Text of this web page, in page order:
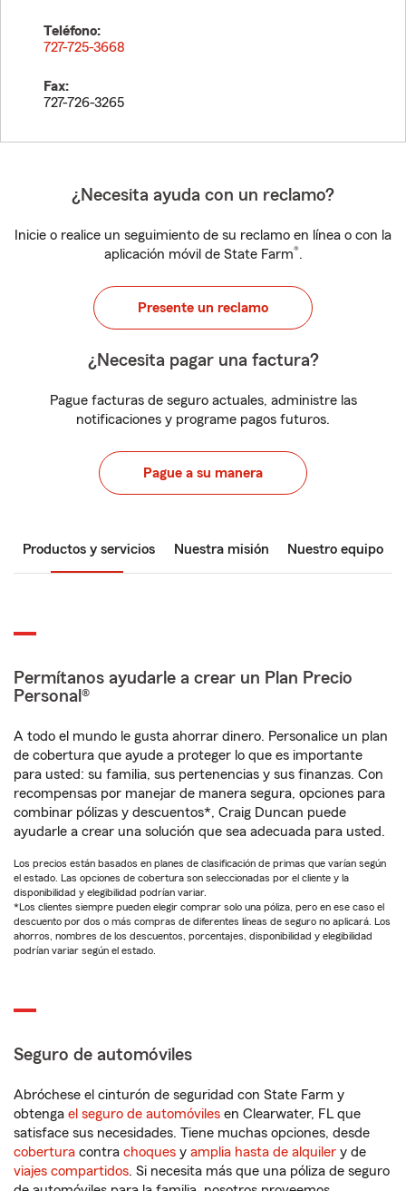
Teléfono:
727-725-3668
Fax:
727-726-3265
¿Necesita ayuda con un reclamo?
Inicie o realice un seguimiento de su reclamo en línea o con la
aplicación móvil de State Farm®.
Presente un reclamo
¿Necesita pagar una factura?
Pague facturas de seguro actuales, administre las
notificaciones y programe pagos futuros.
Pague a su manera
Productos y servicios Nuestra misión Nuestro equipo
Permítanos ayudarle a crear un Plan Precio
Personal®
A todo el mundo le gusta ahorrar dinero. Personalice un plan
de cobertura que ayude a proteger lo que es importante
para usted: su familia, sus pertenencias y sus finanzas. Con
recompensas por manejar de manera segura, opciones para
combinar pólizas y descuentos*, Craig Duncan puede
ayudarle a crear una solución que sea adecuada para usted.
Los precios están basados en planes de clasificación de primas que varían según
el estado. Las opciones de cobertura son seleccionadas por el cliente y la
disponibilidad y elegibilidad podrían variar.
*Los clientes siempre pueden elegir comprar solo una póliza, pero en ese caso el
descuento por dos o más compras de diferentes líneas de seguro no aplicará. Los
ahorros, nombres de los descuentos, porcentajes, disponibilidad y elegibilidad
podrían variar según el estado.
Seguro de automóviles
Abróchese el cinturón de seguridad con State Farm y
obtenga el seguro de automóviles en Clearwater, FL que
satisface sus necesidades. Tiene muchas opciones, desde
cobertura contra choques y amplia hasta de alquiler y de
viajes compartidos. Si necesita más que una póliza de seguro